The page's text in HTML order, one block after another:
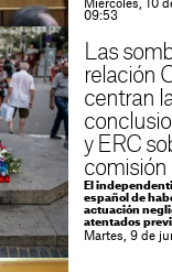
Miércoles, 10
09:53
Las
relación
centran
y ERC
comisión
El
español de
actuación
atentados
Martes, 9 de